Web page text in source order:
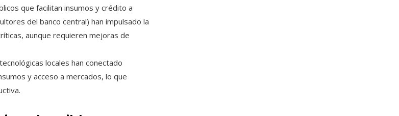
que facilitan insumos y crédito a
del banco central) han impulsado la
aunque requieren mejoras de
locales han conectado
y acceso a mercados, lo que